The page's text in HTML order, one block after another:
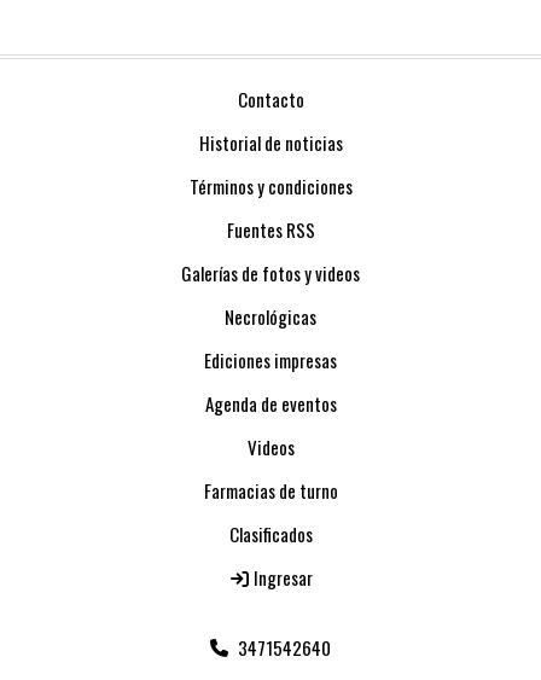
Contacto
Historial de noticias
Términos y condiciones
Fuentes RSS
Galerías de fotos y videos
Necrológicas
Ediciones impresas
Agenda de eventos
Videos
Farmacias de turno
Clasificados
Ingresar
3471542640